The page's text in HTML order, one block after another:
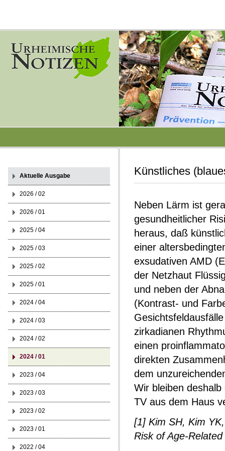
Künstliches
Neben Lärm ist
gesundheitlicher
heraus, daß
einer
exsudativen AMD
der Netzhaut
und neben der
(Kontrast- und
zirkadianen
einen
direkten
dem
Wir bleiben
TV aus dem Haus
[1] Kim SH, Kim
Risk of Age-
Aktuelle Ausgabe
2026 / 02
2026 / 01
2025 / 04
2025 / 03
2025 / 02
2025 / 01
2024 / 04
2024 / 03
2024 / 02
2024 / 01
2023 / 04
2023 / 03
2023 / 02
2023 / 01
2022 / 04